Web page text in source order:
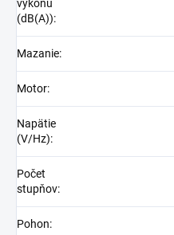
výkonu
(dB(A)):
Mazanie:
Motor:
Napätie
(V/Hz):
Počet
stupňov:
Pohon: